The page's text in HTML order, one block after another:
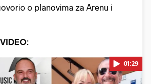
o planovima za Arenu i
01:29